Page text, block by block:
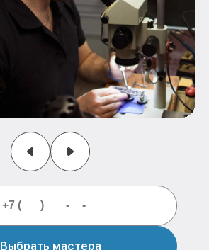
Выбрать мастера